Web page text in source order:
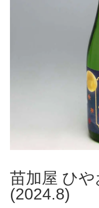
苗加屋 ひ
(2024.8)